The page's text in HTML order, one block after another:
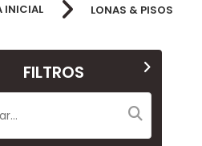
INICIAL LONAS & PISOS
FILTROS